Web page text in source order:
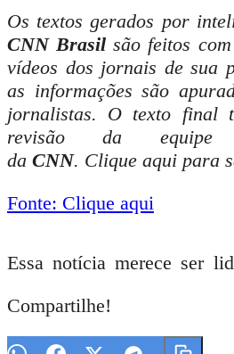
Os textos gerados por
CNN Brasil são feitos
vídeos dos jornais de sua
as informações são
jornalistas. O texto final
revisão da equipe
da CNN. Clique aqui para
Fonte: Clique aqui
Essa notícia merece ser
Compartilhe!